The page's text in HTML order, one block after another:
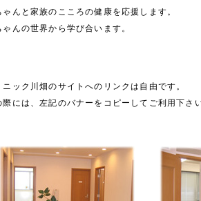
日休診
～26日（水） 休診
ゃんと家族のこころの健康を応援します。
ゃんの世界から学び合います。
ニック川畑のサイトへのリンクは自由です。
際には、左記のバナーをコピーしてご利用下さ